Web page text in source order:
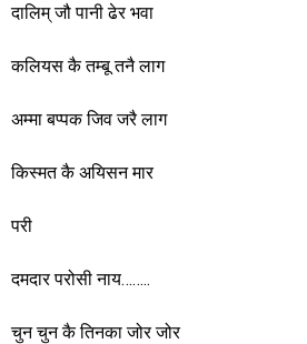
दालिम् जौ पानी ढेर भवा
कलियस कै तम्बू तनै लाग
अम्मा बप्पक जिव जरै लाग
किस्मत कै अयिसन मार
परी
दमदार परोसी नाय……..
चुन चुन कै तिनका जोर जोर